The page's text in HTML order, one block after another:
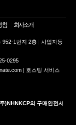
침 회사소개
952-1번지 2층 | 사업자등
0295
| 호스팅 서비스
)NHNKCP의 구매안전서